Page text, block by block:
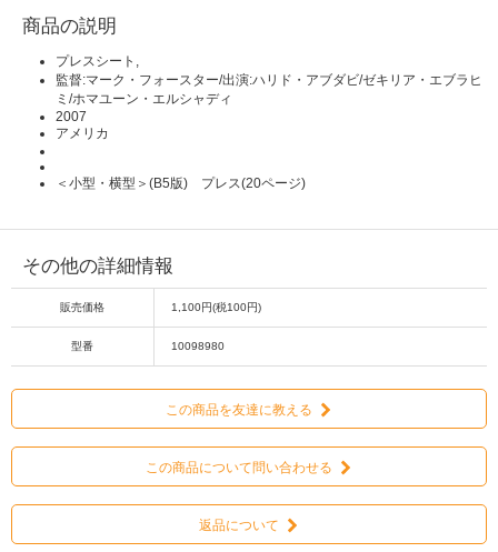
商品の説明
プレスシート,
監督:マーク・フォースター/出演:ハリド・アブダビ/ゼキリア・エブラヒ
ミ/ホマユーン・エルシャディ
2007
アメリカ
＜小型・横型＞(B5版) プレス(20ページ)
その他の詳細情報
販売価格 1,100円(税100円)
型番 10098980
この商品を友達に教える
この商品について問い合わせる
返品について